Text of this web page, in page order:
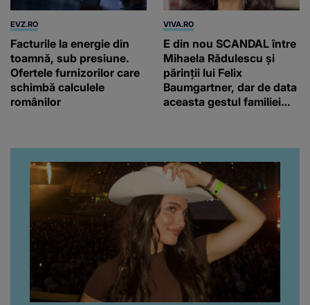
EVZ.RO
Facturile la energie din
toamnă, sub presiune.
Ofertele furnizorilor care
schimbă calculele
românilor
VIVA.RO
E din nou SCANDAL între
Mihaela Rădulescu și
părinții lui Felix
Baumgartner, dar de data
aceasta gestul familiei
noastră! Fostei
prezentatoare nici că-i
vine să creadă că s-a
ajuns până aici, dar e
adevărat, au făcut-o și pe
asta! Și ce a ieșit la iveală
ar fi prea mult pentru
oricine: "Cu… mine, fata
româncă...”